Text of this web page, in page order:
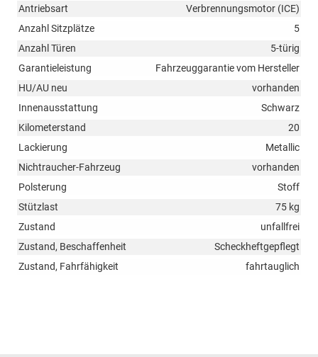
Antriebsart
Verbrennungsmotor (ICE)
Anzahl Sitzplätze
5
Anzahl Türen
5-türig
Garantieleistung
Fahrzeuggarantie vom Hersteller
HU/AU neu
vorhanden
Innenausstattung
Schwarz
Kilometerstand
20
Lackierung
Metallic
Nichtraucher-Fahrzeug
vorhanden
Polsterung
Stoff
Stützlast
75 kg
Zustand
unfallfrei
Zustand, Beschaffenheit
Scheckheftgepflegt
Zustand, Fahrfähigkeit
fahrtauglich